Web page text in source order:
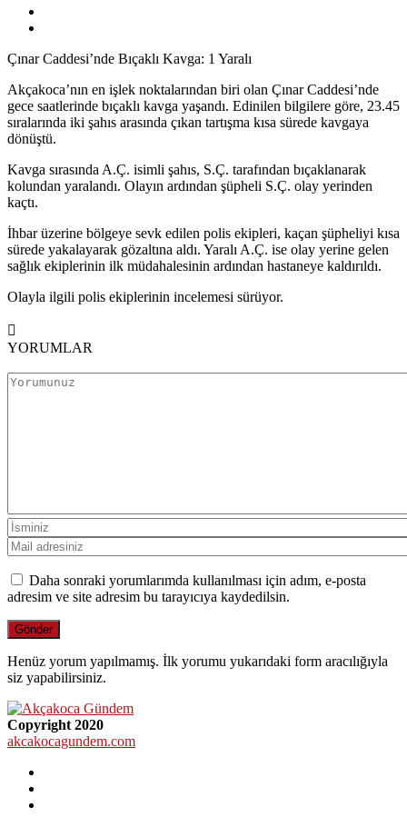
Çınar Caddesi’nde Bıçaklı Kavga: 1 Yaralı
Akçakoca’nın en işlek noktalarından biri olan Çınar Caddesi’nde
gece saatlerinde bıçaklı kavga yaşandı. Edinilen bilgilere göre, 23.45
sıralarında iki şahıs arasında çıkan tartışma kısa sürede kavgaya
dönüştü.
Kavga sırasında A.Ç. isimli şahıs, S.Ç. tarafından bıçaklanarak
kolundan yaralandı. Olayın ardından şüpheli S.Ç. olay yerinden
kaçtı.
İhbar üzerine bölgeye sevk edilen polis ekipleri, kaçan şüpheliyi kısa
sürede yakalayarak gözaltına aldı. Yaralı A.Ç. ise olay yerine gelen
sağlık ekiplerinin ilk müdahalesinin ardından hastaneye kaldırıldı.
Olayla ilgili polis ekiplerinin incelemesi sürüyor.
YORUMLAR
Daha sonraki yorumlarımda kullanılması için adım, e-posta
adresim ve site adresim bu tarayıcıya kaydedilsin.
Henüz yorum yapılmamış. İlk yorumu yukarıdaki form aracılığıyla
siz yapabilirsiniz.
Copyright 2020
akcakocagundem.com